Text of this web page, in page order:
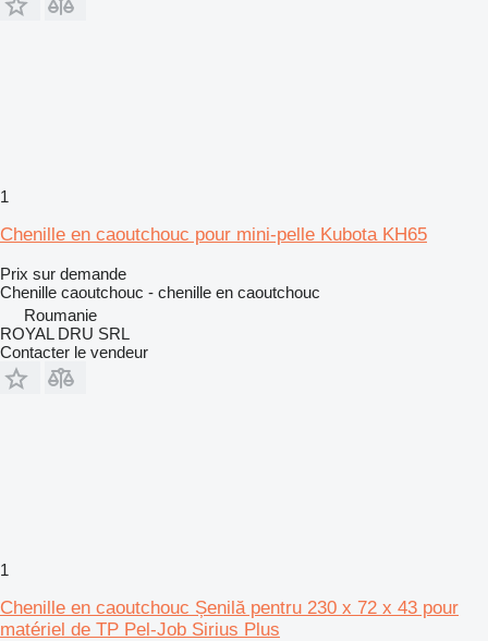
1
Chenille en caoutchouc pour mini-pelle Kubota KH65
Prix sur demande
Chenille caoutchouc - chenille en caoutchouc
Roumanie
ROYAL DRU SRL
Contacter le vendeur
1
Chenille en caoutchouc Șenilă pentru 230 x 72 x 43 pour
matériel de TP Pel-Job Sirius Plus